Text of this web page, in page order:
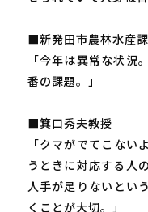
■新発田市農林水産
「今年は異常な状況
番の課題。」
■箕口秀夫教授
「クマがでてこない
うときに対応する人
人手が足りないとい
くことが大切。」